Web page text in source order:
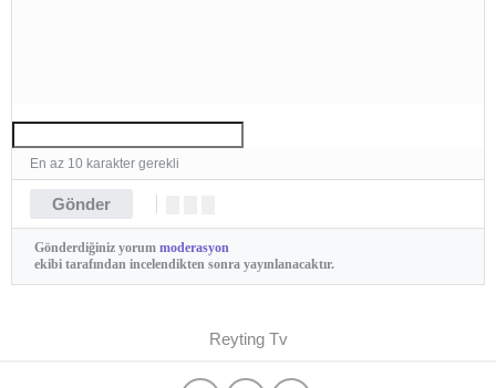
Gönder
En az 10 karakter gerekli
Gönderdiğiniz yorum moderasyon
ekibi tarafından incelendikten sonra yayınlanacaktır.
Reyting Tv